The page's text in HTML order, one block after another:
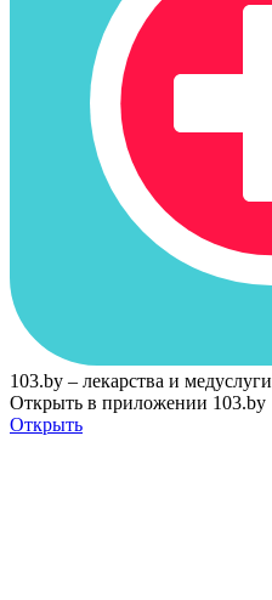
103.by – лекарства и медуслуги
Открыть в приложении 103.by
Открыть